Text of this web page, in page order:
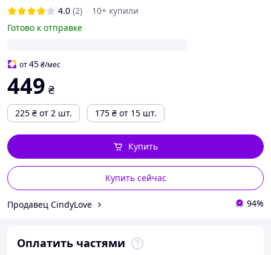
4.0 (2)
10+ купили
Готово к отправке
от45₴/мес
449 ₴
225 ₴ от 2 шт. 175 ₴ от 15 шт.
Купить сейчас
Купить
Продавец CindyLove 94%
Оплатить частями